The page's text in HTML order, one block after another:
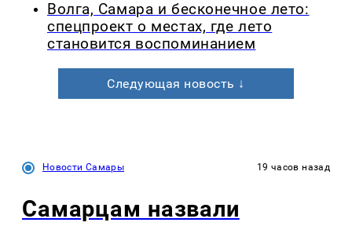
Волга, Самара и бесконечное лето:
спецпроект о местах, где лето
становится воспоминанием
Следующая новость ↓
Новости Самары 19 часов назад
Самарцам назвали